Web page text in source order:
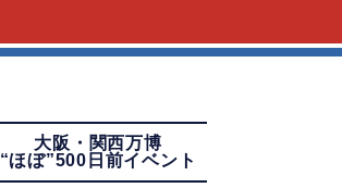
大阪・関西万博
“ほぼ”500日前イベント